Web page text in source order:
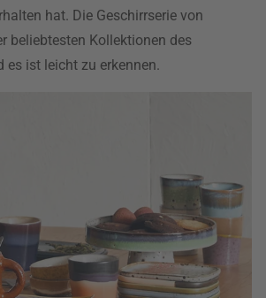
hat. Die Geschirrserie von
beliebtesten Kollektionen des
es ist leicht zu erkennen.